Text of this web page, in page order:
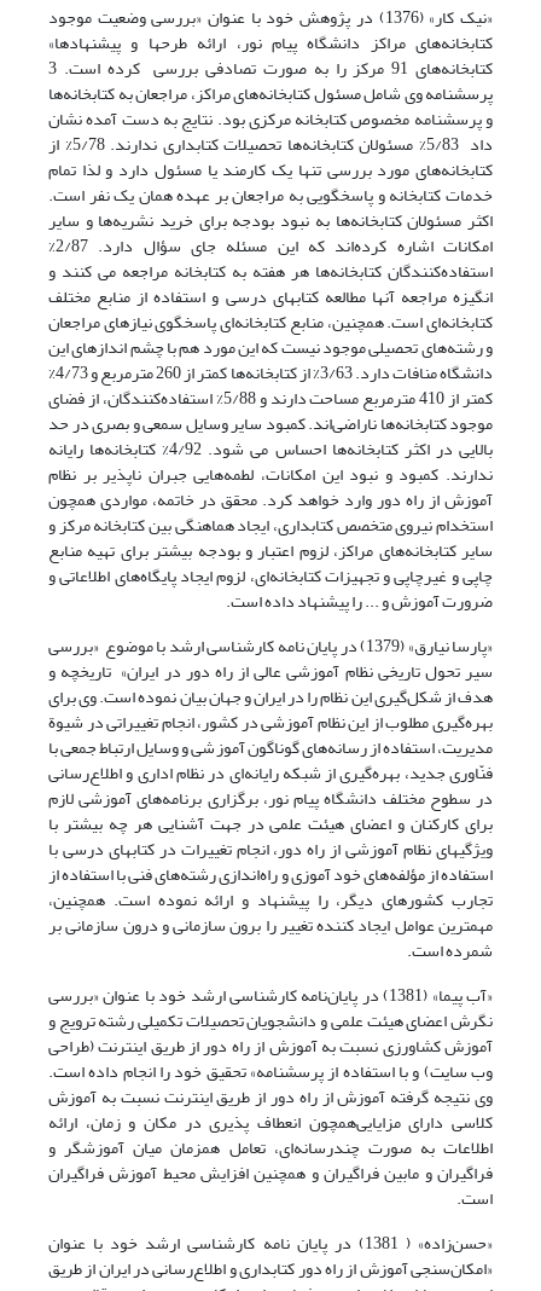
«نیک کار» (1376) در پژوهش خود با عنوان «بررسی وضعیت موجود
کتابخانه‌های مراکز دانشگاه پیام نور، ارائه طرحها و پیشنهادها»
کتابخانه‌های 91 مرکز را به صورت تصادفی بررسی کرده است. 3
پرسشنامه وی شامل مسئول کتابخانه‌های مراکز، مراجعان به کتابخانه‌ها
و پرسشنامه مخصوص کتابخانه مرکزی بود. نتایج به دست آمده نشان
داد 5/83% مسئولان کتابخانه‌ها تحصیلات کتابداری ندارند. 5/78% از
کتابخانه‌های مورد بررسی تنها یک کارمند یا مسئول دارد و لذا تمام
خدمات کتابخانه و پاسخگویی به مراجعان بر عهده ‌همان یک نفر است.
اکثر مسئولان کتابخانه‌ها به نبود بودجه برای خرید نشریه‌ها و سایر
امکانات اشاره کرده‌اند که این مسئله جای سؤال دارد. 2/87%
استفاده‌کنندگان کتابخانه‌ها هر ‌هفته به کتابخانه مراجعه می کنند و
انگیزه مراجعه آنها مطالعه کتابهای درسی و استفاده از منابع مختلف
کتابخانه‌ای است. ‌همچنین، منابع کتابخانه‌ای پاسخگوی نیازهای مراجعان
و رشته‌های تحصیلی موجود نیست که این مورد هم با چشم اندازهای این
دانشگاه منافات دارد. 3/63% از کتابخانه‌ها کمتر از 260 مترمربع و 4/73%
کمتر از 410 مترمربع مساحت دارند و 5/88% استفاده‌کنندگان، از فضای
موجود کتابخانه‌ها ناراضی‌اند. کمبود سایر وسایل سمعی و بصری در حد
بالایی در اکثر کتابخانه‌ها احساس می شود. 4/92% کتابخانه‌ها رایانه‌
ندارند. کمبود و نبود این امکانات، لطمه‌هایی جبران ناپذیر بر نظام
آموزش از راه دور وارد خواهد کرد. محقق در خاتمه، مواردی ‌همچون
استخدام نیروی متخصص کتابداری، ایجاد ‌هماهنگی بین کتابخانه مرکز و
سایر کتابخانه‌های مراکز، لزوم اعتبار و بودجه بیشتر برای تهیه منابع
چاپی و غیرچاپی و تجهیزات کتابخانه‌ای، لزوم ایجاد پایگاه‌های اطلاعاتی و
ضرورت آموزش و ... را پیشنهاد داده است.
«پارسا نیارق» (1379) در پایان نامه کارشناسی ارشد با موضوع «بررسی
سیر تحول تاریخی نظام آموزشی عالی از راه دور در ایران» تاریخچه و
‌هدف از شکل‌گیری این نظام را در ایران و جهان بیان نموده است. وی برای
بهره‌گیری مطلوب از این نظام آموزشی در کشور، انجام تغییراتی در شیوة
مدیریت، استفاده از رسانه‌های گوناگون آموزشی و وسایل ارتباط جمعی با
فنّاوری جدید، بهره‌گیری از شبکه رایانه‌ای در نظام اداری و اطلاع‌رسانی
در سطوح مختلف دانشگاه پیام نور، برگزاری برنامه‌های آموزشی لازم
برای کارکنان و اعضای‌ هیئت علمی در جهت آشنایی هر چه بیشتر با
ویژگیهای نظام آموزشی از راه دور، انجام تغییرات در کتابهای درسی با
استفاده از مؤلفه‌های خود آموزی و راه‌اندازی رشته‌های فنی با استفاده از
تجارب کشورهای دیگر، را پیشنهاد و ارائه نموده است. ‌همچنین،
مهمترین عوامل ایجاد کننده تغییر را برون سازمانی و درون سازمانی بر
شمرده است.
«آب پیما» (1381) در پایان‌نامه کارشناسی ارشد خود با عنوان «بررسی
نگرش اعضای‌ هیئت علمی و دانشجویان تحصیلات تکمیلی رشته ترویج و
آموزش کشاورزی نسبت به آموزش از راه دور از طریق اینترنت (طراحی
وب سایت) و با استفاده از پرسشنامه» تحقیق خود را انجام داده است.
وی نتیجه گرفته آموزش از راه دور از طریق اینترنت نسبت به آموزش
کلاسی دارای مزایایی‌همچون انعطاف پذیری در مکان و زمان، ارائه
اطلاعات به صورت چندرسانه‌ای، تعامل ‌همزمان میان آموزشگر و
فراگیران و مابین فراگیران و ‌همچنین افزایش محیط آموزش فراگیران
است.
«حسن‌زاده» ( 1381) در پایان نامه کارشناسی ارشد خود با عنوان
«امکان‌سنجی آموزش از راه دور کتابداری و اطلاع‌رسانی در ایران از طریق